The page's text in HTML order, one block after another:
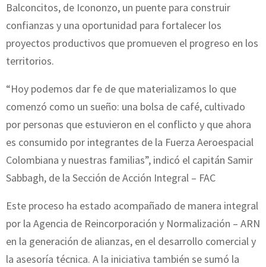
Balconcitos, de Icononzo, un puente para construir
confianzas y una oportunidad para fortalecer los
proyectos productivos que promueven el progreso en los
territorios.
“Hoy podemos dar fe de que materializamos lo que
comenzó como un sueño: una bolsa de café, cultivado
por personas que estuvieron en el conflicto y que ahora
es consumido por integrantes de la Fuerza Aeroespacial
Colombiana y nuestras familias”, indicó el capitán Samir
Sabbagh, de la Sección de Acción Integral – FAC
Este proceso ha estado acompañado de manera integral
por la Agencia de Reincorporación y Normalización – ARN
en la generación de alianzas, en el desarrollo comercial y
la asesoría técnica. A la iniciativa también se sumó la